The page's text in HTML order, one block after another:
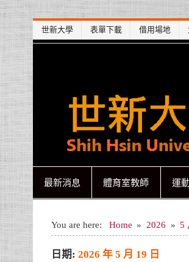
Skip
to
content
世新大學 表單下載 借用場地
世新大學體育
世新大學體育室
最新消息 體育室教師 運
You are here: Home 2026 5
日期:2026 年 5 月 19 日